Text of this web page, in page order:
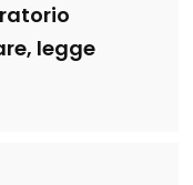
legge